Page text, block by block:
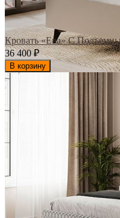
Кровать «Ева» С
36 400₽
В корзину